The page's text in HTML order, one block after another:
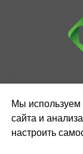
Мы используем
сайта и
настроить